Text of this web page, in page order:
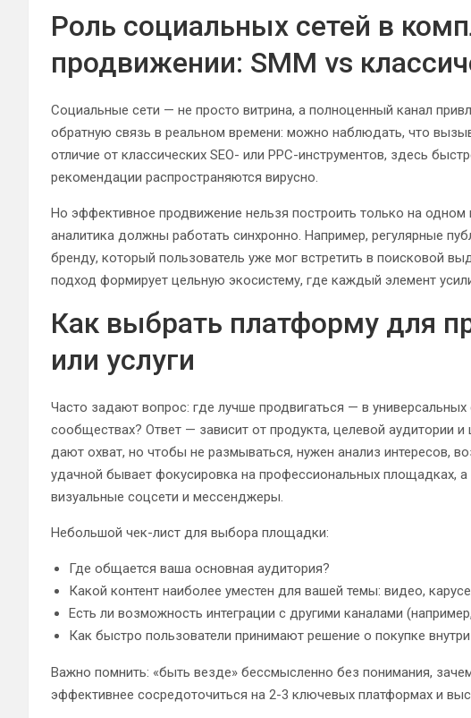
Роль социальных сетей в
продвижении: SMM vs
Социальные сети — не просто витрина, а полноценный канал
обратную связь в реальном времени: можно наблюдать, что
отличие от классических SEO- или PPC-инструментов, здесь
рекомендации распространяются вирусно.
Но эффективное продвижение нельзя построить только на одном
аналитика должны работать синхронно. Например, регулярные
бренду, который пользователь уже мог встретить в поисковой
подход формирует цельную экосистему, где каждый элемент
Как выбрать платформу для
или услуги
Часто задают вопрос: где лучше продвигаться — в
сообществах? Ответ — зависит от продукта, целевой аудитории
дают охват, но чтобы не размываться, нужен анализ интересов,
удачной бывает фокусировка на профессиональных площадках,
визуальные соцсети и мессенджеры.
Небольшой чек-лист для выбора площадки:
Где общается ваша основная аудитория?
Какой контент наиболее уместен для вашей темы: видео,
Есть ли возможность интеграции с другими каналами
Как быстро пользователи принимают решение о покупке
Важно помнить: «быть везде» бессмысленно без понимания,
эффективнее сосредоточиться на 2-3 ключевых платформах и